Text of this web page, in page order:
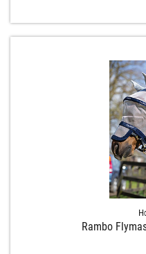
Rambo